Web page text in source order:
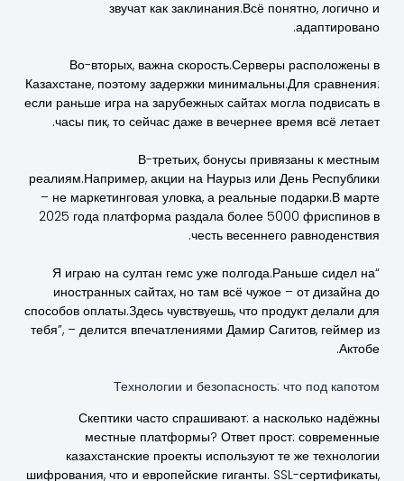
звучат как заклинания.Всё понятно, логично и
адаптировано.
Во-вторых, важна скорость.Серверы расположены в
Казахстане, поэтому задержки минимальны.Для сравнения:
если раньше игра на зарубежных сайтах могла подвисать в
часы пик, то сейчас даже в вечернее время всё летает.
В-третьих, бонусы привязаны к местным
реалиям.Например, акции на Наурыз или День Республики
– не маркетинговая уловка, а реальные подарки.В марте
2025 года платформа раздала более 5000 фриспинов в
честь весеннего равноденствия.
“Я играю на султан гемс уже полгода.Раньше сидел на
иностранных сайтах, но там всё чужое – от дизайна до
способов оплаты.Здесь чувствуешь, что продукт делали для
тебя”, – делится впечатлениями Дамир Сагитов, геймер из
Актобе.
Технологии и безопасность: что под капотом
Скептики часто спрашивают: а насколько надёжны
местные платформы? Ответ прост: современные
казахстанские проекты используют те же технологии
шифрования, что и европейские гиганты. SSL-сертификаты,